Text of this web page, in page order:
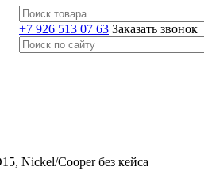
+7 926 513 07 63 Заказать звонок
Nickel/Cooper без кейса